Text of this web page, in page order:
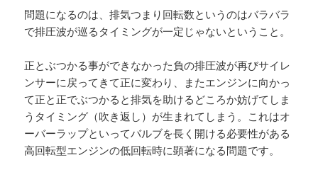
問題になるのは、排気つまり回転数というのはバラバラ
で排圧波が巡るタイミングが一定じゃないということ。
正とぶつかる事ができなかった負の排圧波が再びサイレ
ンサーに戻ってきて正に変わり、またエンジンに向かっ
て正と正でぶつかると排気を助けるどころか妨げてしま
うタイミング（吹き返し）が生まれてしまう。これはオ
ーバーラップといってバルブを長く開ける必要性がある
高回転型エンジンの低回転時に顕著になる問題です。